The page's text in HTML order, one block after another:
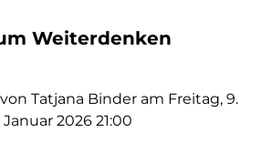
Weiterdenken
Tatjana Binder am Freitag, 9.
Januar 2026 21:00